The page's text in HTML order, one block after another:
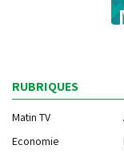
RUBRIQUES
Matin TV
Economie